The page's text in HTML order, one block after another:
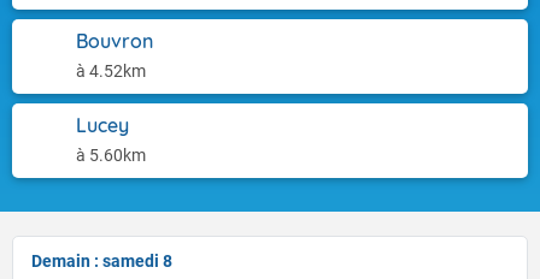
Bouvron
à 4.52km
Lucey
à 5.60km
Demain : samedi 8